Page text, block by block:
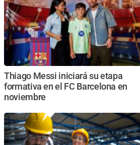
Thiago Messi iniciará su etapa
formativa en el FC Barcelona en
noviembre